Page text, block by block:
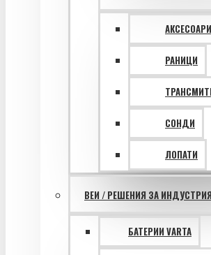
РАНИЦИ
СОНДИ
ЛОПАТИ
ВЕИ / РЕШЕНИЯ ЗА ИНДУСТРИЯ
БАТЕРИИ VARTA